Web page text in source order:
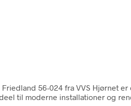
Friedland 56-024 fra VVS Hjørnet
til moderne installationer og